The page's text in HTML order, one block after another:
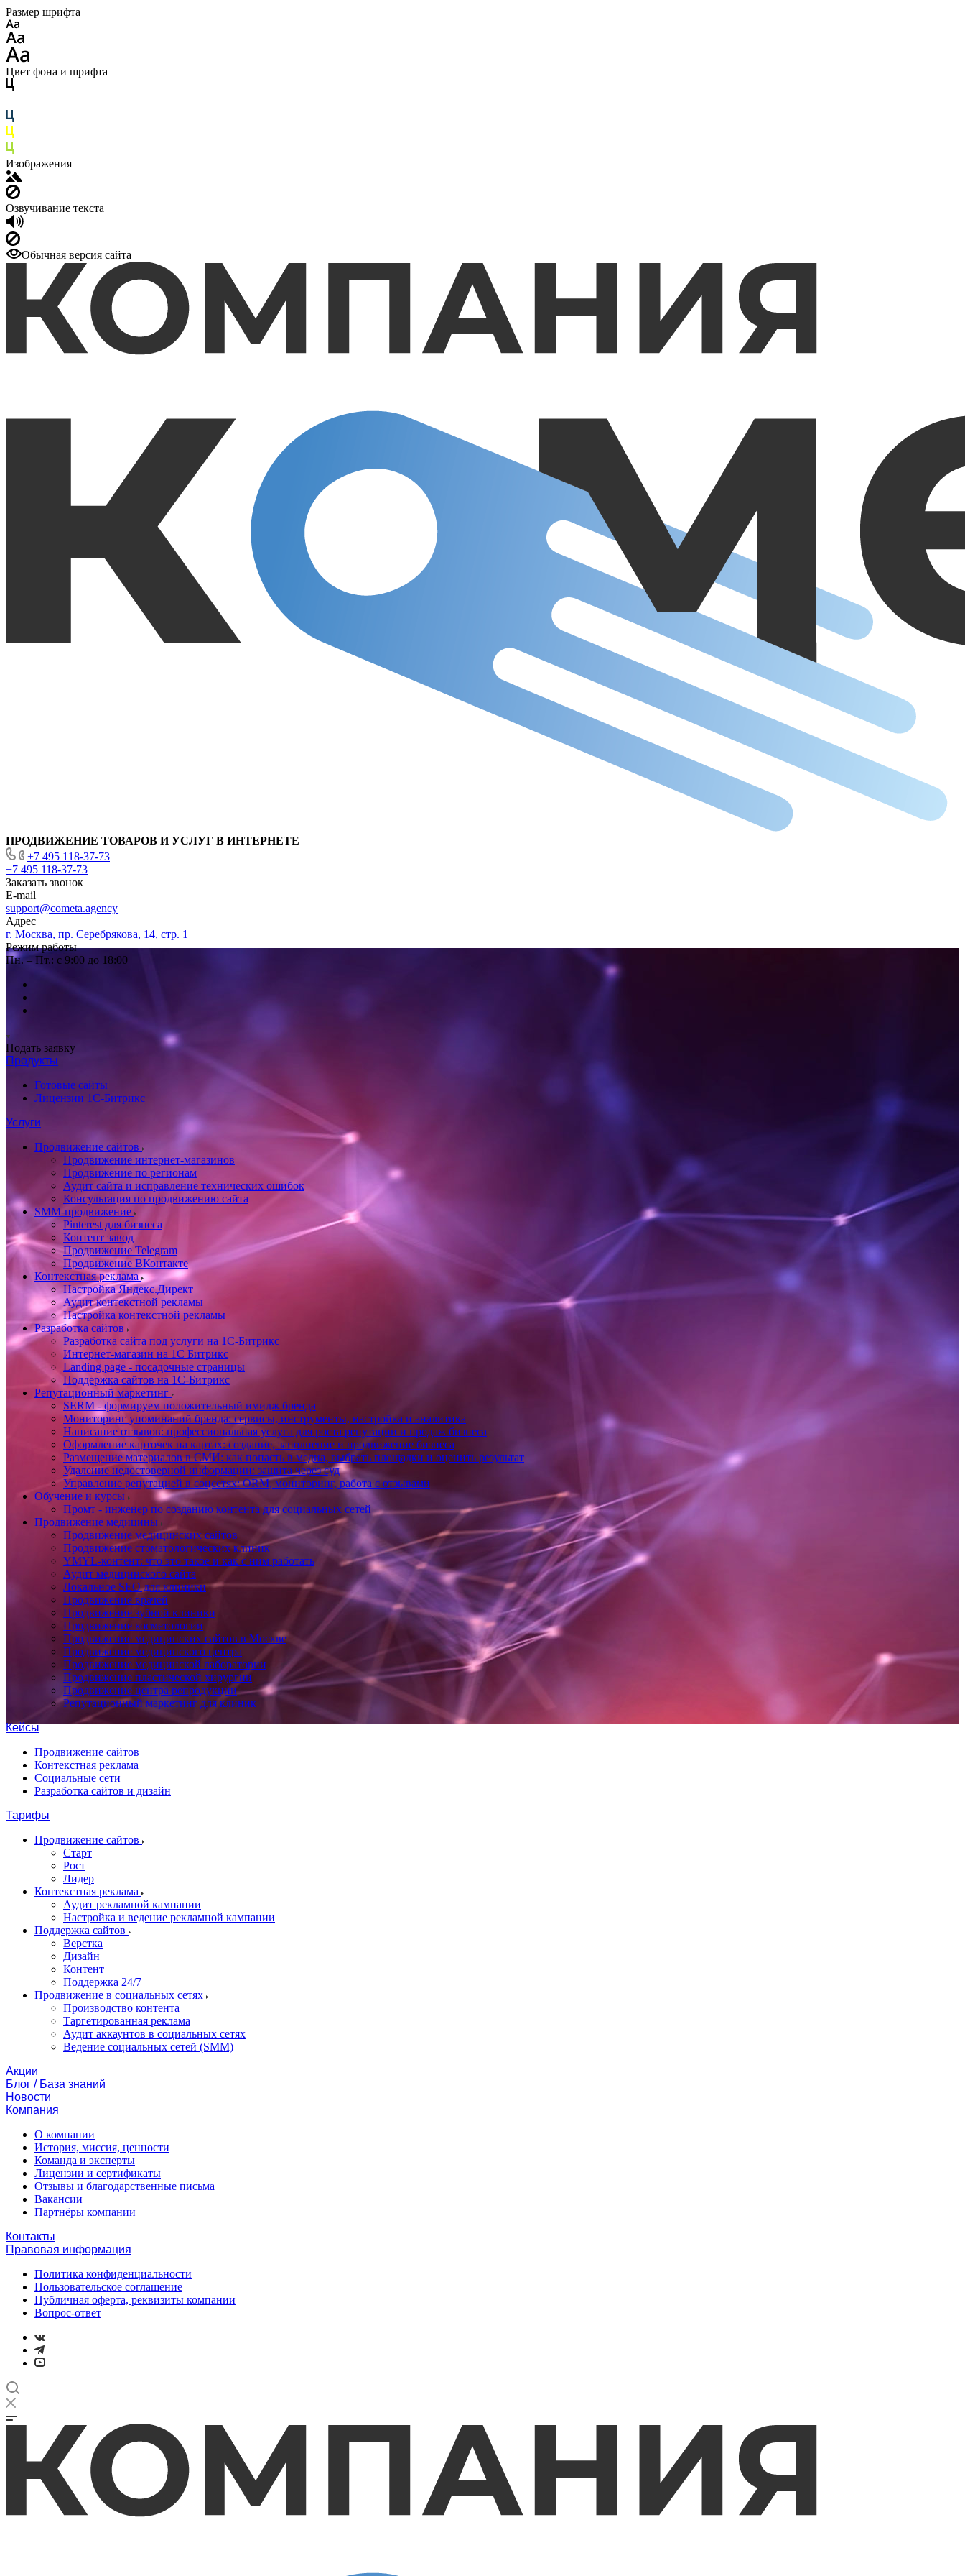
Размер шрифта
Цвет фона и шрифта
Изображения
Озвучивание текста
Обычная версия сайта
ПРОДВИЖЕНИЕ ТОВАРОВ И УСЛУГ В ИНТЕРНЕТЕ
+7 495 118-37-73
+7 495 118-37-73
Заказать звонок
E-mail
support@cometa.agency
Адрес
г. Москва, пр. Серебрякова, 14, стр. 1
Режим работы
Пн. – Пт.: с 9:00 до 18:00
Подать заявку
Продукты
Готовые сайты
Лицензии 1С-Битрикс
Услуги
Продвижение сайтов
Продвижение интернет-магазинов
Продвижение по регионам
Аудит сайта и исправление технических ошибок
Консультация по продвижению сайта
SMM-продвижение
Pinterest для бизнеса
Контент завод
Продвижение Telegram
Продвижение ВКонтакте
Контекстная реклама
Настройка Яндекс.Директ
Аудит контекстной рекламы
Настройка контекстной рекламы
Разработка сайтов
Разработка сайта под услуги на 1С-Битрикс
Интернет-магазин на 1С Битрикс
Landing page - посадочные страницы
Поддержка сайтов на 1С-Битрикс
Репутационный маркетинг
SERM - формируем положительный имидж бренда
Мониторинг упоминаний бренда: сервисы, инструменты, настройка и аналитика
Написание отзывов: профессиональная услуга для роста репутации и продаж бизнеса
Оформление карточек на картах: создание, заполнение и продвижение бизнеса
Размещение материалов в СМИ: как попасть в медиа, выбрать площадки и оценить результат
Удаление недостоверной информации: защита через суд
Управление репутацией в соцсетях: ORM, мониторинг, работа с отзывами
Обучение и курсы
Промт - инженер по созданию контента для социальных сетей
Продвижение медицины
Продвижение медицинских сайтов
Продвижение стоматологических клиник
YMYL-контент: что это такое и как с ним работать
Аудит медицинского сайта
Локальное SEO для клиники
Продвижение врачей
Продвижение зубной клиники
Продвижение косметологии
Продвижение медицинских сайтов в Москве
Продвижение медицинского центра
Продвижение медицинской лаборатории
Продвижение пластической хирургии
Продвижение центра репродукции
Репутационный маркетинг для клиник
Кейсы
Продвижение сайтов
Контекстная реклама
Социальные сети
Разработка сайтов и дизайн
Тарифы
Продвижение сайтов
Старт
Рост
Лидер
Контекстная реклама
Аудит рекламной кампании
Настройка и ведение рекламной кампании
Поддержка сайтов
Верстка
Дизайн
Контент
Поддержка 24/7
Продвижение в социальных сетях
Производство контента
Таргетированная реклама
Аудит аккаунтов в социальных сетях
Ведение социальных сетей (SMM)
Акции
Блог / База знаний
Новости
Компания
О компании
История, миссия, ценности
Команда и эксперты
Лицензии и сертификаты
Отзывы и благодарственные письма
Вакансии
Партнёры компании
Контакты
Правовая информация
Политика конфиденциальности
Пользовательское соглашение
Публичная оферта, реквизиты компании
Вопрос-ответ